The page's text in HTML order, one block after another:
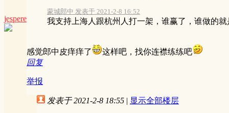
jespere
蒙城郎中 发表于 2021-2-8 16:52
我支持上海人跟杭州人打一架，谁赢了，谁做的
感觉郎中皮痒痒了
这样吧，找你连襟练练吧
回复
举报
发表于 2021-2-8 18:55 | 显示全部楼层